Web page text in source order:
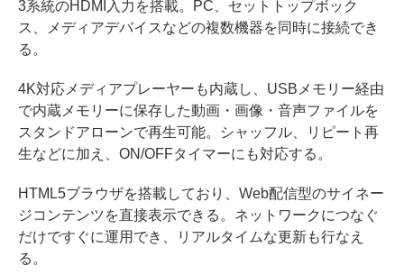
3系統のHDMI入力を搭載。PC、セットトップボック
ス、メディアデバイスなどの複数機器を同時に接続でき
る。
4K対応メディアプレーヤーも内蔵し、USBメモリー経由
で内蔵メモリーに保存した動画・画像・音声ファイルを
スタンドアローンで再生可能。シャッフル、リピート再
生などに加え、ON/OFFタイマーにも対応する。
HTML5ブラウザを搭載しており、Web配信型のサイネー
ジコンテンツを直接表示できる。ネットワークにつなぐ
だけですぐに運用でき、リアルタイムな更新も行なえ
る。